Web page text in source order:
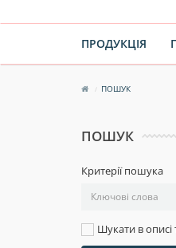
ПРОДУКЦІЯ
ПОШУК
ПОШУК
Критерії пошука
Шукати в описі